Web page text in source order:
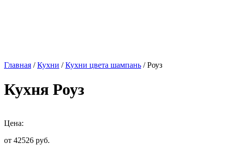
Главная /Кухни /Кухни цвета шампань / Роуз
Кухня Роуз
Цена:
от 42526 руб.